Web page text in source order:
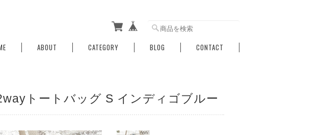
ABOUT CATEGORY BLOG CONTACT
トートバッグ S インディゴブルー